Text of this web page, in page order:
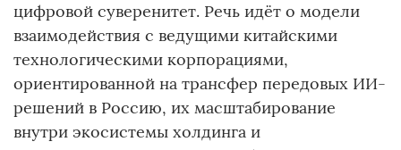
цифровой суверенитет. Речь идёт о модели
взаимодействия с ведущими китайскими
технологическими корпорациями,
ориентированной на трансфер передовых ИИ-
решений в Россию, их масштабирование
внутри экосистемы холдинга и